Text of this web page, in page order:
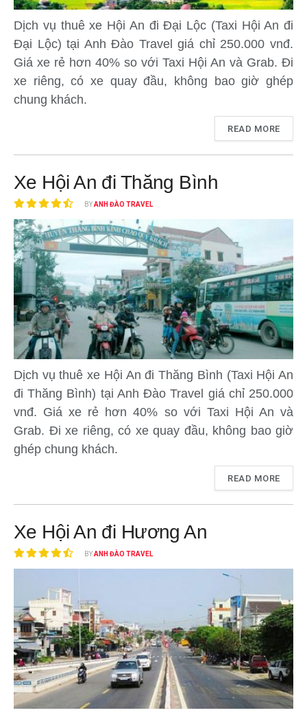
Dịch vụ thuê xe Hội An đi Đại Lộc (Taxi Hội An đi
Đại Lộc) tại Anh Đào Travel giá chỉ 250.000 vnđ.
Giá xe rẻ hơn 40% so với Taxi Hội An và Grab. Đi
xe riêng, có xe quay đầu, không bao giờ ghép
chung khách.
READ MORE
Xe Hội An đi Thăng Bình
BYANH ĐÀO TRAVEL
Dịch vụ thuê xe Hội An đi Thăng Bình (Taxi Hội An
đi Thăng Bình) tại Anh Đào Travel giá chỉ 250.000
vnđ. Giá xe rẻ hơn 40% so với Taxi Hội An và
Grab. Đi xe riêng, có xe quay đầu, không bao giờ
ghép chung khách.
READ MORE
Xe Hội An đi Hương An
BYANH ĐÀO TRAVEL